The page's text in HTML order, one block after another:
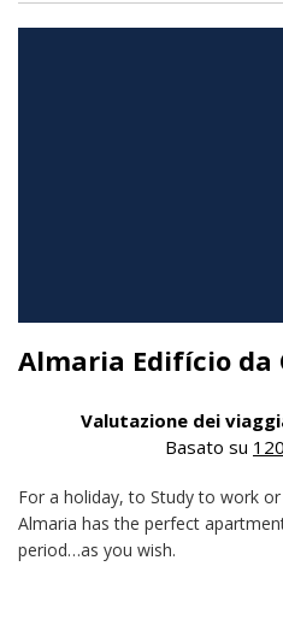
Almaria Edifício da
Valutazione dei
Basato su
For a holiday, to Study to work
Almaria has the perfect
period…as you wish.